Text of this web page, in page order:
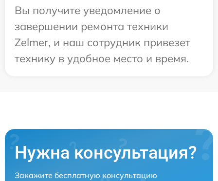
Вы получите уведомление о
завершении ремонта техники
Zelmer, и наш сотрудник привезет
технику в удобное место и время.
Нужна консультация?
Закажите бесплатную консультацию